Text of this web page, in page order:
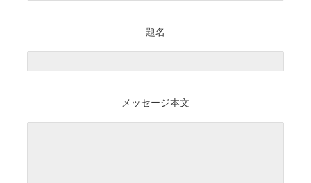
題名
メッセージ本文